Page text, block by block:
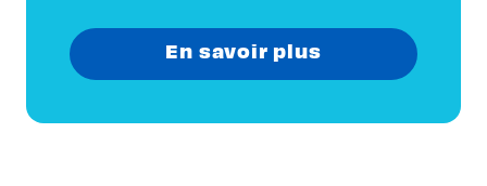
En savoir plus